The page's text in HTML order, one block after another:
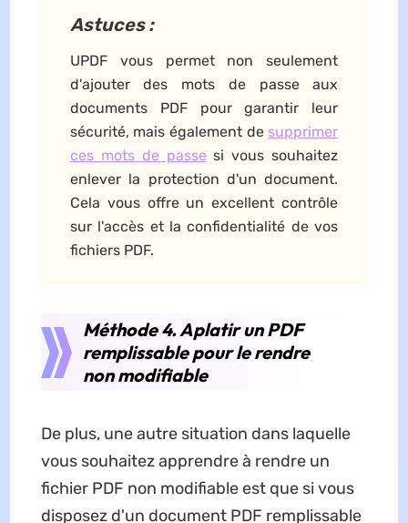
Astuces :
UPDF vous permet non seulement
d'ajouter des mots de passe aux
documents PDF pour garantir leur
sécurité, mais également de supprimer
ces mots de passe si vous souhaitez
enlever la protection d'un document.
Cela vous offre un excellent contrôle
sur l'accès et la confidentialité de vos
fichiers PDF.
Méthode 4. Aplatir un PDF
remplissable pour le rendre
non modifiable
De plus, une autre situation dans laquelle
vous souhaitez apprendre à rendre un
fichier PDF non modifiable est que si vous
disposez d'un document PDF remplissable